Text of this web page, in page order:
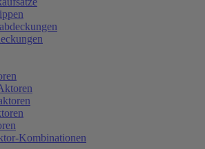
Kombinationen